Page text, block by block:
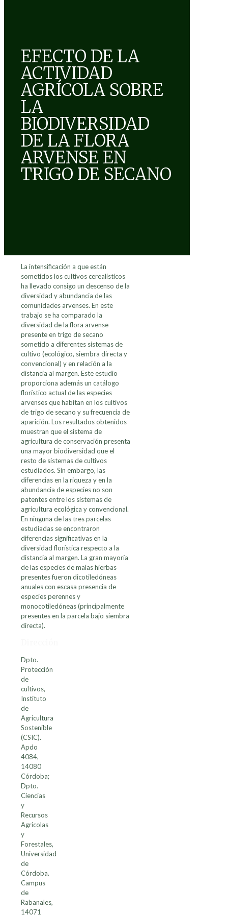
EFECTO DE LA
ACTIVIDAD
AGRÍCOLA SOBRE
LA
BIODIVERSIDAD
DE LA FLORA
ARVENSE EN
TRIGO DE SECANO
La intensificación a que están
sometidos los cultivos cerealísticos
ha llevado consigo un descenso de la
diversidad y abundancia de las
comunidades arvenses. En este
trabajo se ha comparado la
diversidad de la flora arvense
presente en trigo de secano
sometido a diferentes sistemas de
cultivo (ecológico, siembra directa y
convencional) y en relación a la
distancia al margen. Este estudio
proporciona además un catálogo
florístico actual de las especies
arvenses que habitan en los cultivos
de trigo de secano y su frecuencia de
aparición. Los resultados obtenidos
muestran que el sistema de
agricultura de conservación presenta
una mayor biodiversidad que el
resto de sistemas de cultivos
estudiados. Sin embargo, las
diferencias en la riqueza y en la
abundancia de especies no son
patentes entre los sistemas de
agricultura ecológica y convencional.
En ninguna de las tres parcelas
estudiadas se encontraron
diferencias significativas en la
diversidad florística respecto a la
distancia al margen. La gran mayoría
de las especies de malas hierbas
presentes fueron dicotiledóneas
anuales con escasa presencia de
especies perennes y
monocotiledóneas (principalmente
presentes en la parcela bajo siembra
directa).
Dpto.
Protección
de
cultivos,
Instituto
de
Agricultura
Sostenible
(CSIC).
Apdo
4084,
14080
Córdoba;
Dpto.
Ciencias
y
Recursos
Agrícolas
y
Forestales,
Universidad
de
Córdoba.
Campus
de
Rabanales,
14071